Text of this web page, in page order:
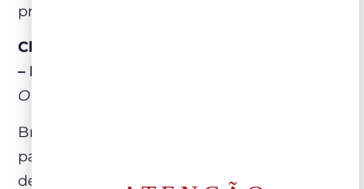
preparo elaborado e queijos curados.
Châteauneuf-du-Pape Blanc Tradition 2023
– Domaine de la Solitude (França)
O melhor degustado do mercado brasileiro
Branco estruturado e preciso, elaborado a
partir de castas tradicionais da
denominação. Acompanha peixes, frutos do